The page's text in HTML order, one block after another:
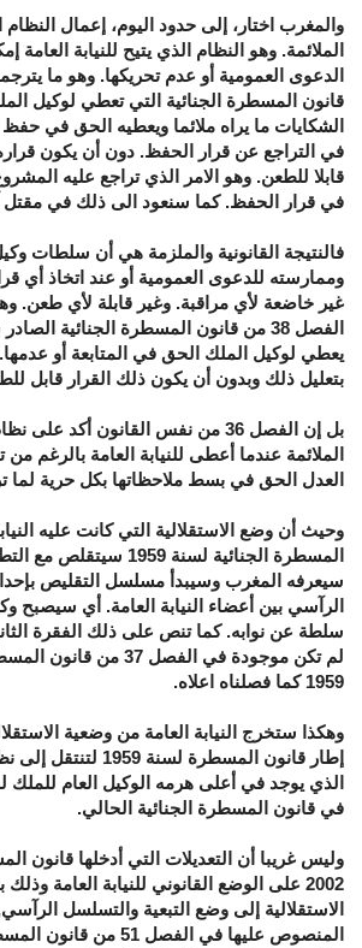
والمغرب اختار، إلى حدود اليوم، إعمال النظام
الملائمة. وهو النظام الذي يتيح للنيابة العامة
قانون المسطرة الجنائية التي تعطي لوكيل
الشكايات ما يراه ملائما ويعطيه الحق في
في التراجع عن قرار الحفظ. دون أن يكون
قابلا للطعن. وهو الامر الذي تراجع عليه
في قرار الحفظ. كما سنعود الى ذلك في مقتل
فالنتيجة القانونية والملزمة هي أن سلطات
وممارسته للدعوى العمومية أو عند اتخاذ أي
غير خاضعة لأي مراقبة. وغير قابلة لأي طعن.
يعطي لوكيل الملك الحق في المتابعة أو
بتعليل ذلك وبدون أن يكون ذلك القرار قابل
بل إن الفصل 36 من نفس القانون أكد
الملائمة عندما أعطى للنيابة العامة بالرغم من
العدل الحق في بسط ملاحظاتها بكل حرية لما
وحيث أن وضع الاستقلالية التي كانت عليه
المسطرة الجنائية لسنة
سيعرفه المغرب وسيبدأ مسلسل التقليص
الرآسي بين أعضاء النيابة العامة. أي سيصبح
لم تكن موجودة في الفصل 37
1959 كما فصلناه اعلاه.
وهكذا ستخرج النيابة العامة من وضعية
إطار قانون المسطرة
الذي يوجد في أعلى هرمه الوكيل العام
في قانون المسطرة الجنائية الحالي.
وليس غريبا أن التعديلات التي أدخلها قانون
2002 على الوضع القانوني للنيابة العامة
الاستقلالية إلى وضع التبعية والتسلسل
المنصوص عليها في الفصل